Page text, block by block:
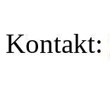
Kontakt: